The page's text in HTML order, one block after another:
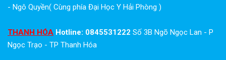
- Ngô Quyền( Cùng phía Đại Học Y Hải Phòng )
THANH HÓA Hotline: 0845531222 Số 3B Ngõ Ngọc Lan - P
Ngọc Trạo - TP Thanh Hóa